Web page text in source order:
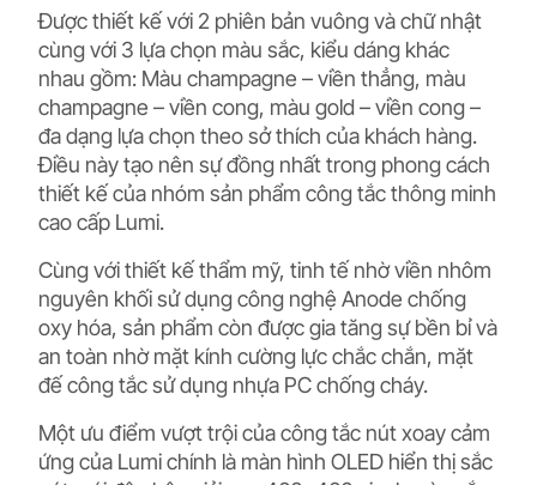
Được thiết kế với 2 phiên bản vuông và chữ nhật
cùng với 3 lựa chọn màu sắc, kiểu dáng khác
nhau gồm: Màu champagne – viền thẳng, màu
champagne – viền cong, màu gold – viền cong –
đa dạng lựa chọn theo sở thích của khách hàng.
Điều này tạo nên sự đồng nhất trong phong cách
thiết kế của nhóm sản phẩm công tắc thông minh
cao cấp Lumi.
Cùng với thiết kế thẩm mỹ, tinh tế nhờ viền nhôm
nguyên khối sử dụng công nghệ Anode chống
oxy hóa, sản phẩm còn được gia tăng sự bền bỉ và
an toàn nhờ mặt kính cường lực chắc chắn, mặt
đế công tắc sử dụng nhựa PC chống cháy.
Một ưu điểm vượt trội của công tắc nút xoay cảm
ứng của Lumi chính là màn hình OLED hiển thị sắc